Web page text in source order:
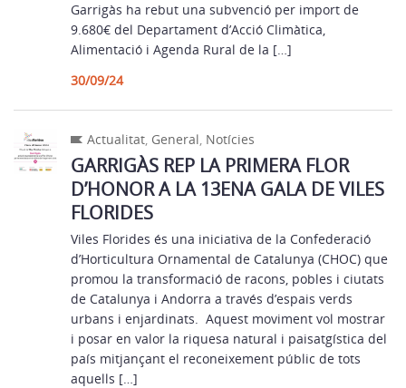
Garrigàs ha rebut una subvenció per import de
9.680€ del Departament d’Acció Climàtica,
Alimentació i Agenda Rural de la […]
30/09/24
Actualitat, General, Notícies
GARRIGÀS REP LA PRIMERA FLOR
D’HONOR A LA 13ENA GALA DE VILES
FLORIDES
Viles Florides és una iniciativa de la Confederació
d’Horticultura Ornamental de Catalunya (CHOC) que
promou la transformació de racons, pobles i ciutats
de Catalunya i Andorra a través d’espais verds
urbans i enjardinats. Aquest moviment vol mostrar
i posar en valor la riquesa natural i paisatgística del
país mitjançant el reconeixement públic de tots
aquells […]